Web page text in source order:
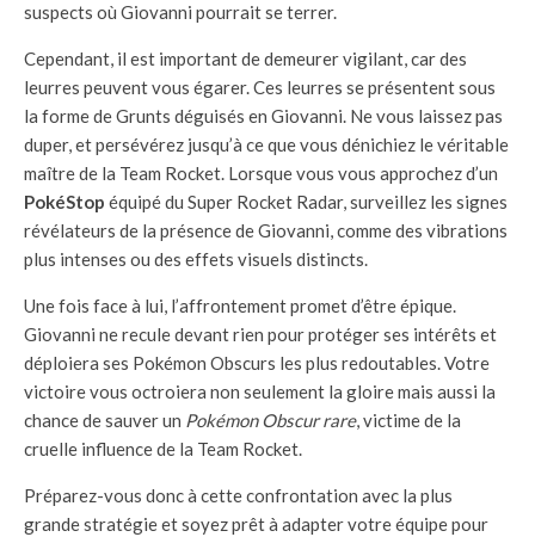
suspects où Giovanni pourrait se terrer.
Cependant, il est important de demeurer vigilant, car des
leurres peuvent vous égarer. Ces leurres se présentent sous
la forme de Grunts déguisés en Giovanni. Ne vous laissez pas
duper, et persévérez jusqu’à ce que vous dénichiez le véritable
maître de la Team Rocket. Lorsque vous vous approchez d’un
PokéStop équipé du Super Rocket Radar, surveillez les signes
révélateurs de la présence de Giovanni, comme des vibrations
plus intenses ou des effets visuels distincts.
Une fois face à lui, l’affrontement promet d’être épique.
Giovanni ne recule devant rien pour protéger ses intérêts et
déploiera ses Pokémon Obscurs les plus redoutables. Votre
victoire vous octroiera non seulement la gloire mais aussi la
chance de sauver un Pokémon Obscur rare, victime de la
cruelle influence de la Team Rocket.
Préparez-vous donc à cette confrontation avec la plus
grande stratégie et soyez prêt à adapter votre équipe pour